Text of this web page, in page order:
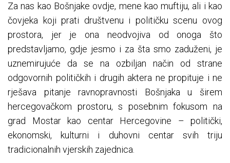
Za nas kao Bošnjake ovdje, mene kao muftiju, ali i kao
čovjeka koji prati društvenu i političku scenu ovog
prostora, jer je ona neodvojiva od onoga što
predstavljamo, gdje jesmo i za šta smo zaduženi, je
uznemirujuće da se na ozbiljan način od strane
odgovornih političkih i drugih aktera ne propituje i ne
rješava pitanje ravnopravnosti Bošnjaka u širem
hercegovačkom prostoru, s posebnim fokusom na
grad Mostar kao centar Hercegovine – politički,
ekonomski, kulturni i duhovni centar svih triju
tradicionalnih vjerskih zajednica.